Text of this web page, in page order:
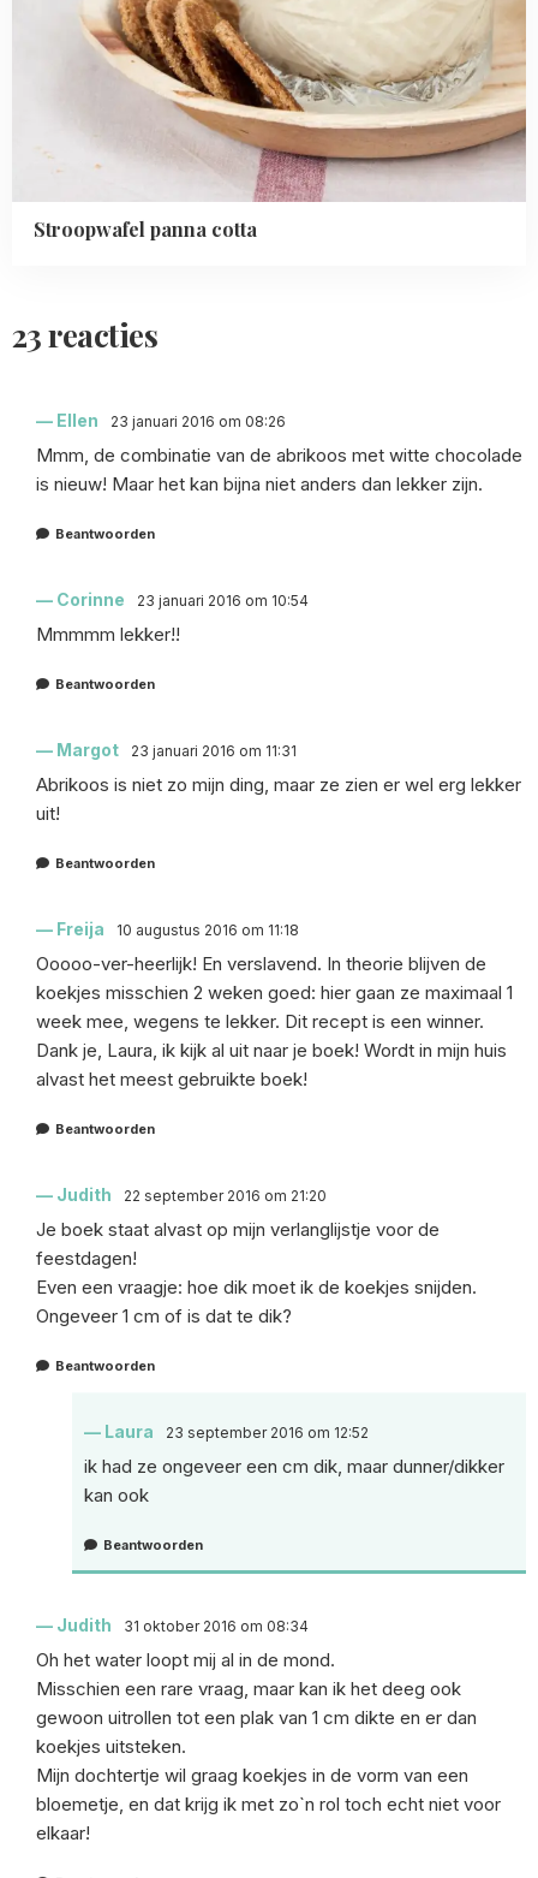
Stroopwafel panna cotta
23 reacties
Ellen 23 januari 2016 om 08:26
Mmm, de combinatie van de abrikoos met witte chocolade
is nieuw! Maar het kan bijna niet anders dan lekker zijn.
Beantwoorden
Corinne 23 januari 2016 om 10:54
Mmmmm lekker!!
Beantwoorden
Margot 23 januari 2016 om 11:31
Abrikoos is niet zo mijn ding, maar ze zien er wel erg lekker
uit!
Beantwoorden
Freija 10 augustus 2016 om 11:18
Ooooo-ver-heerlijk! En verslavend. In theorie blijven de
koekjes misschien 2 weken goed: hier gaan ze maximaal 1
week mee, wegens te lekker. Dit recept is een winner.
Dank je, Laura, ik kijk al uit naar je boek! Wordt in mijn huis
alvast het meest gebruikte boek!
Beantwoorden
Judith 22 september 2016 om 21:20
Je boek staat alvast op mijn verlanglijstje voor de
feestdagen!
Even een vraagje: hoe dik moet ik de koekjes snijden.
Ongeveer 1 cm of is dat te dik?
Beantwoorden
Laura 23 september 2016 om 12:52
ik had ze ongeveer een cm dik, maar dunner/dikker
kan ook
Beantwoorden
Judith 31 oktober 2016 om 08:34
Oh het water loopt mij al in de mond.
Misschien een rare vraag, maar kan ik het deeg ook
gewoon uitrollen tot een plak van 1 cm dikte en er dan
koekjes uitsteken.
Mijn dochtertje wil graag koekjes in de vorm van een
bloemetje, en dat krijg ik met zo`n rol toch echt niet voor
elkaar!